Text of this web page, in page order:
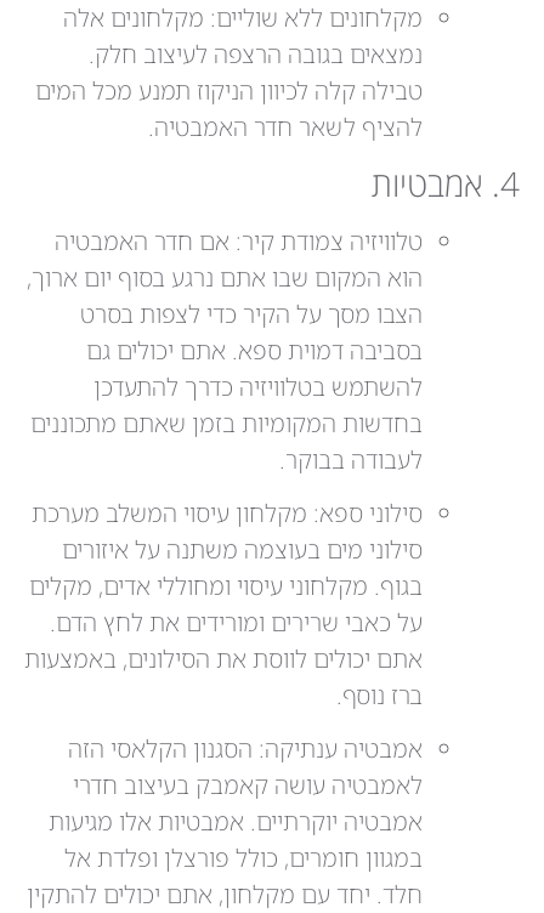
מקלחונים ללא שוליים: מקלחונים אלה
נמצאים בגובה הרצפה לעיצוב חלק.
טבילה קלה לכיוון הניקוז תמנע מכל המים
להציף לשאר חדר האמבטיה.
4. אמבטיות
טלוויזיה צמודת קיר: אם חדר האמבטיה
הוא המקום שבו אתם נרגע בסוף יום ארוך,
הצבו מסך על הקיר כדי לצפות בסרט
בסביבה דמוית ספא. אתם יכולים גם
להשתמש בטלוויזיה כדרך להתעדכן
בחדשות המקומיות בזמן שאתם מתכוננים
לעבודה בבוקר.
סילוני ספא: מקלחון עיסוי המשלב מערכת
סילוני מים בעוצמה משתנה על איזורים
בגוף. מקלחוני עיסוי ומחוללי אדים, מקלים
על כאבי שרירים ומורידים את לחץ הדם.
אתם יכולים לווסת את הסילונים, באמצעות
ברז נוסף.
אמבטיה ענתיקה: הסגנון הקלאסי הזה
לאמבטיה עושה קאמבק בעיצוב חדרי
אמבטיה יוקרתיים. אמבטיות אלו מגיעות
במגוון חומרים, כולל פורצלן ופלדת אל
חלד. יחד עם מקלחון, אתם יכולים להתקין